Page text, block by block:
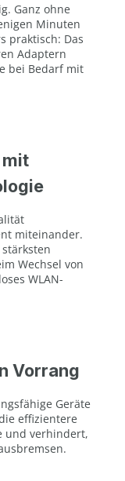
Ganz ohne
Minuten
praktisch: Das
Adaptern
bei Bedarf mit
mit
miteinander.
Wechsel von
WLAN-
Vorrang
Geräte
effizientere
und verhindert,